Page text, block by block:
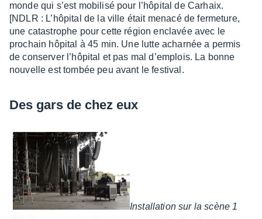
monde qui s’est mobi­lisé pour l’hô­pi­tal de Carhaix.
[NDLR : L’hô­pi­tal de la ville était menacé de ferme­ture,
une catas­trophe pour cette région encla­vée avec le
prochain hôpi­tal à 45 min. Une lutte achar­née a permis
de conser­ver l’hô­pi­tal et pas mal d’em­plois. La bonne
nouvelle est tombée peu avant le festi­val.
Des gars de chez eux
Instal­la­tion sur la scène 1